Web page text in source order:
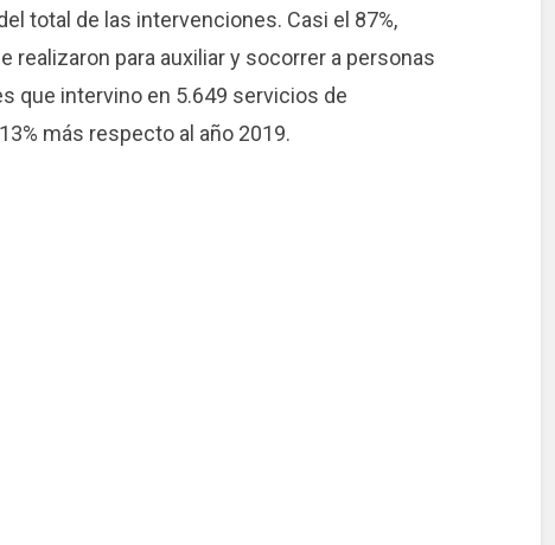
total de las intervenciones. Casi el 87%,
realizaron para auxiliar y socorrer a personas
que intervino en 5.649 servicios de
más respecto al año 2019.